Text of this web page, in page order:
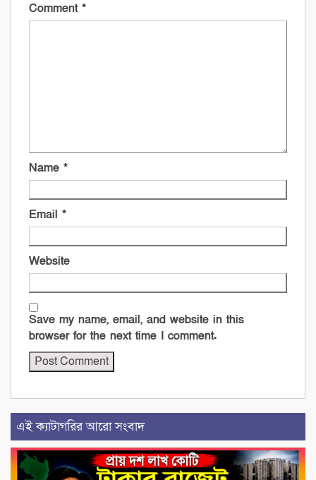
Comment *
Name *
Email *
Website
Save my name, email, and website in this
browser for the next time I comment.
এই ক্যাটাগরির আরো সংবাদ